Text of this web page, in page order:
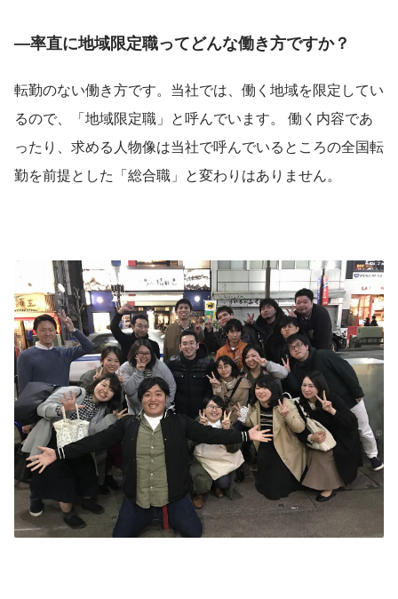
―率直に地域限定職ってどんな働き方ですか？
転勤のない働き方です。当社では、働く地域を限定してい
るので、「地域限定職」と呼んでいます。 働く内容であ
ったり、求める人物像は当社で呼んでいるところの全国転
勤を前提とした「総合職」と変わりはありません。